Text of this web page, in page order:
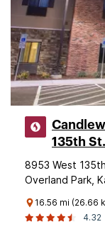
135th St.
8953 West
Overland Park,
16.56 mi (26.66
4.32